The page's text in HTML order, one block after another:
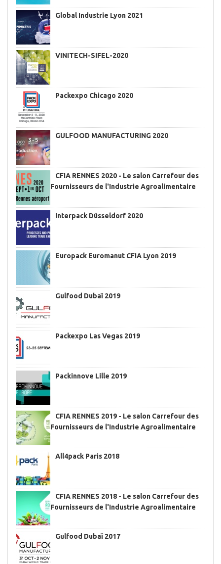
Global Industrie Lyon 2021
VINITECH-SIFEL-2020
Packexpo Chicago 2020
GULFOOD MANUFACTURING 2020
CFIA RENNES 2020 - Le salon Carrefour des
Fournisseurs de l'Industrie Agroalimentaire
Interpack Düsseldorf 2020
Europack Euromanut CFIA Lyon 2019
Gulfood Dubaï 2019
Packexpo Las Vegas 2019
Packinnove Lille 2019
CFIA RENNES 2019 - Le salon Carrefour des
Fournisseurs de l'Industrie Agroalimentaire
All4pack Paris 2018
CFIA RENNES 2018 - Le salon Carrefour des
Fournisseurs de l'Industrie Agroalimentaire
Gulfood Dubaï 2017